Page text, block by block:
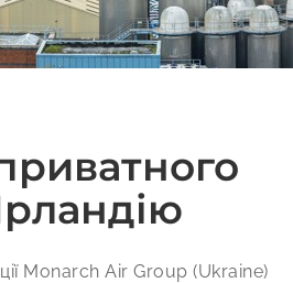
Monarch Air Group (Ukraine)